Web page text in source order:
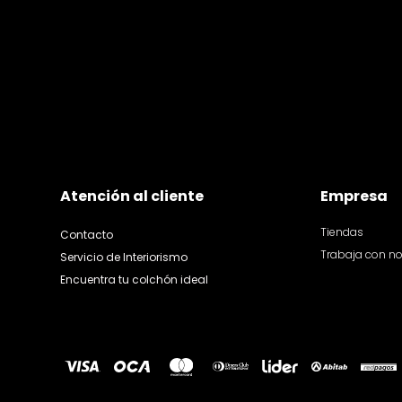
Atención al cliente
Contacto
Servicio de Interiorismo
Encuentra tu colchón ideal
Empresa
Tiendas
Trabaja con